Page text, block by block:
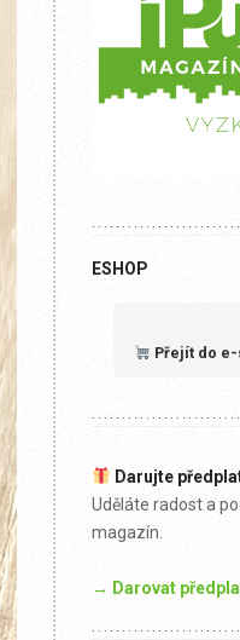
ESHOP
Přejít do
Darujte
Uděláte radost a
magazín.
→ Darovat